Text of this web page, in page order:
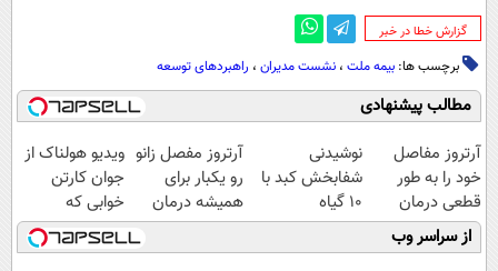
‌گزارش خطا در خبر
برچسب ها: بیمه ملت ، نشست مدیران ، راهبردهای توسعه
مطالب پیشنهادی
آرتروز مفاصل
خود را به طور
قطعی درمان
کنید!
◗پرسش‌نامه◖
نوشیدنی
شفابخش کبد با
10 گیاه
موثر(تخفیف تا
امشب)
آرتروز مفصل زانو
رو یکبار برای
همیشه درمان
کن!
◗پرسش‌نامه◖
ویدیو هولناک از
جوان کارتن
خوابی که
میلیاردر شد.
آموزش رایگان
از سراسر وب